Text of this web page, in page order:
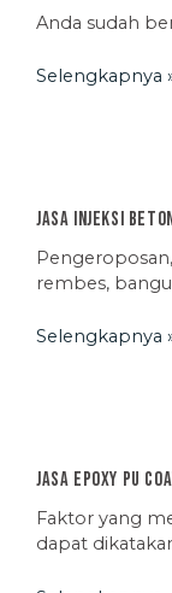
Anda sudah
Selengkapnya
Jasa Injeksi
rembes,
Selengkapnya
Jasa Epoxy PU
Faktor yang
dapat